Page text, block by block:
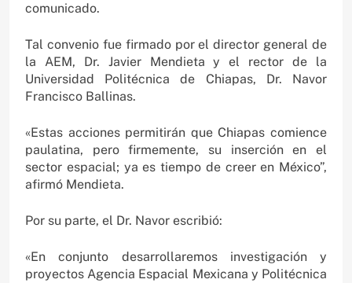
comunicado.
Tal convenio fue firmado por el director general de
la AEM, Dr. Javier Mendieta y el rector de la
Universidad Politécnica de Chiapas, Dr. Navor
Francisco Ballinas.
«Estas acciones permitirán que Chiapas comience
paulatina, pero firmemente, su inserción en el
sector espacial; ya es tiempo de creer en México”,
afirmó Mendieta.
Por su parte, el Dr. Navor escribió:
«En conjunto desarrollaremos investigación y
proyectos Agencia Espacial Mexicana y Politécnica